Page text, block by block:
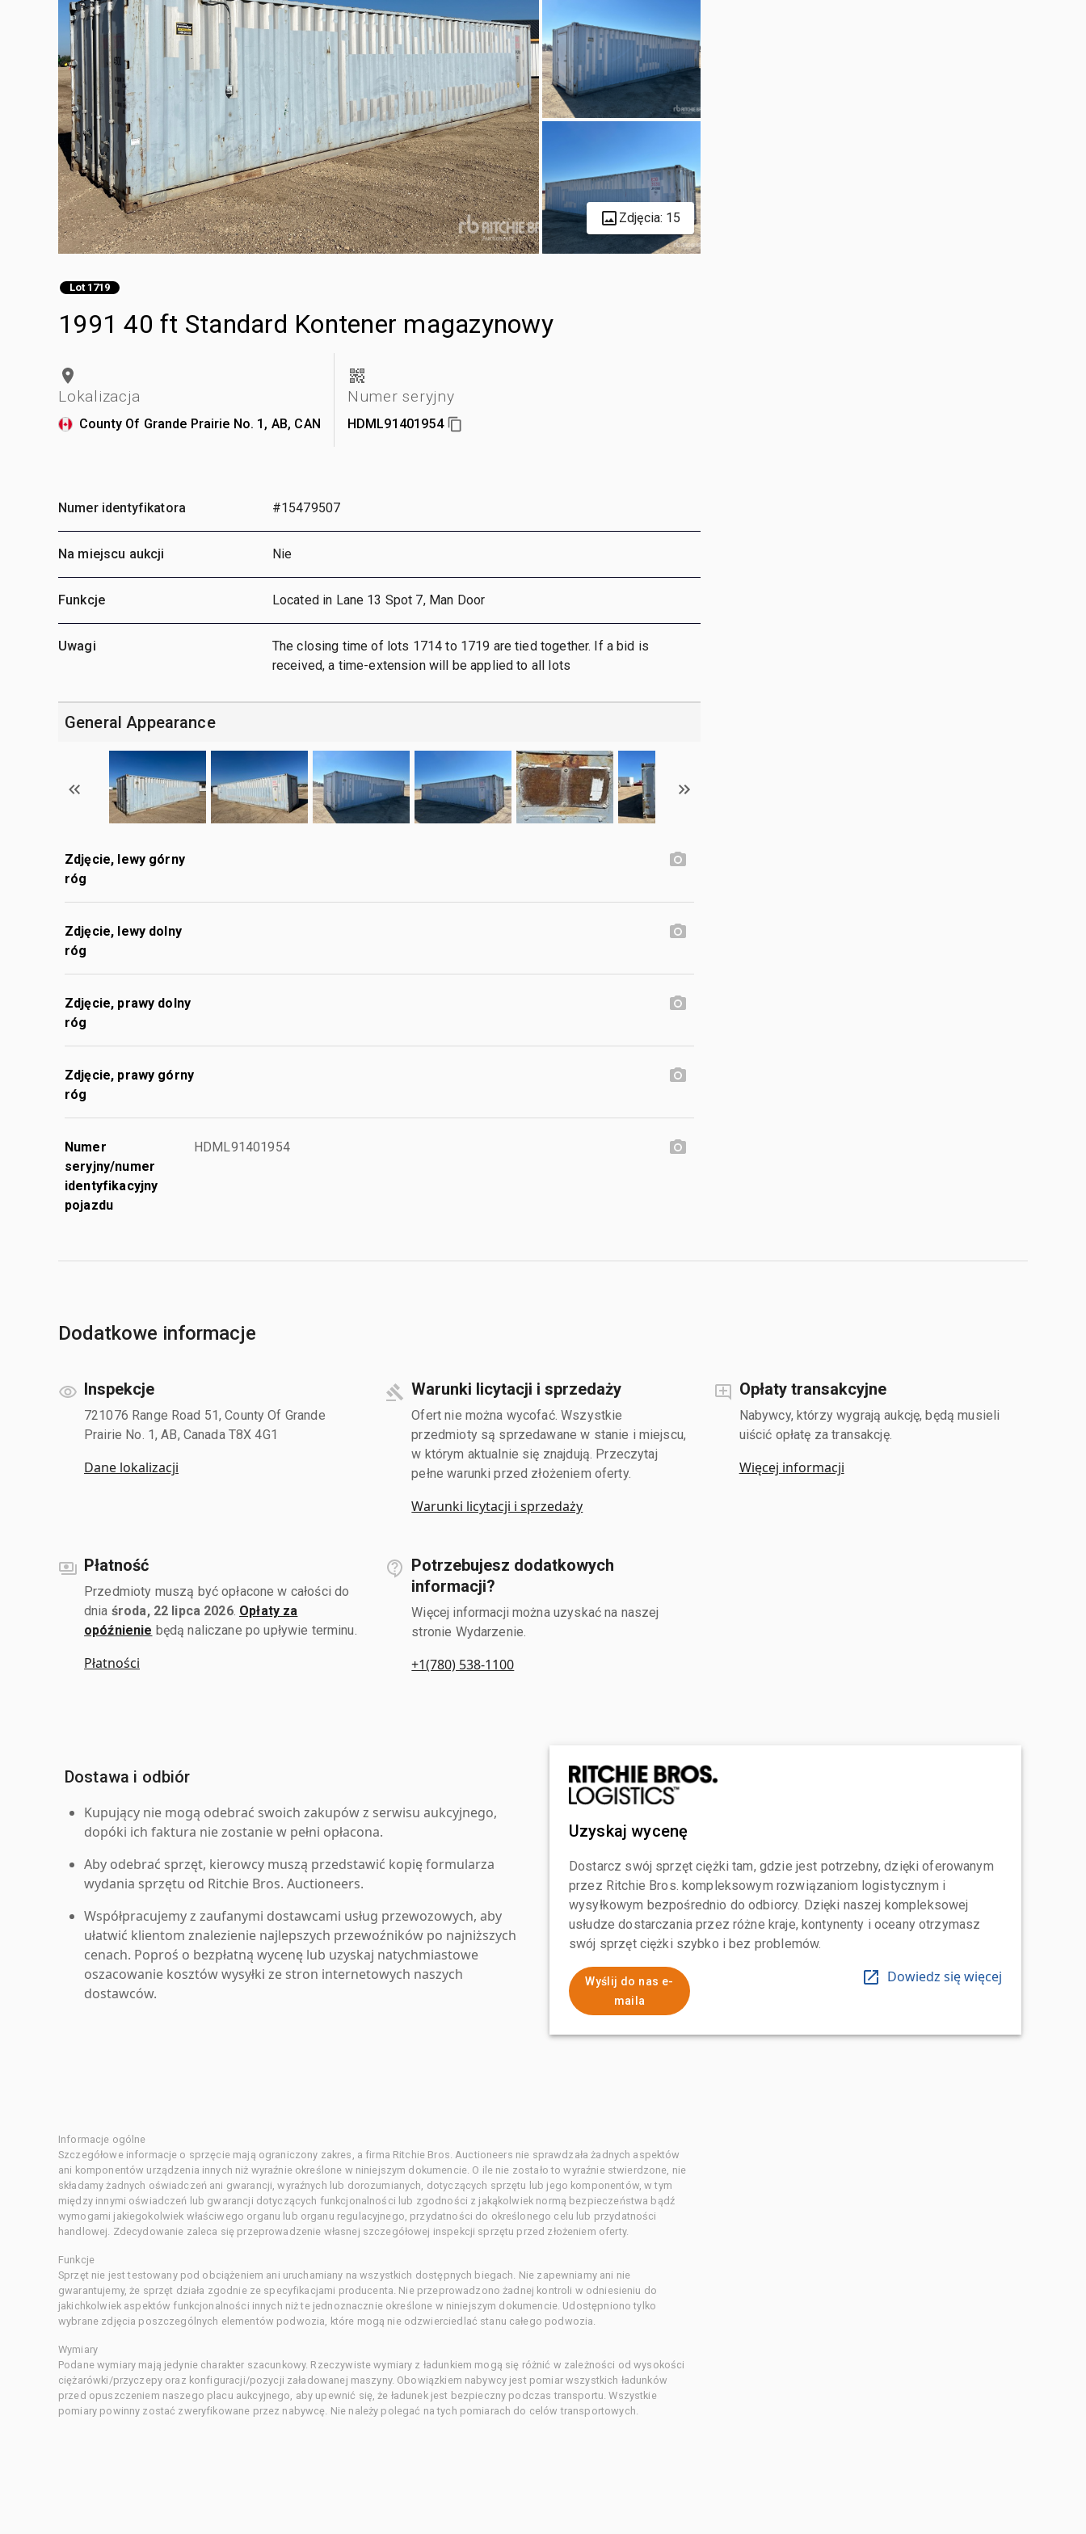
Zdjęcia: 15
Lot 1719
1991 40 ft Standard Kontener magazynowy
Lokalizacja
County Of Grande Prairie No. 1, AB, CAN
Numer seryjny
HDML91401954
Numer identyfikatora #15479507
Na miejscu aukcji Nie
Funkcje Located in Lane 13 Spot 7, Man Door
Uwagi
The closing time of lots 1714 to 1719 are tied together. If a bid is
received, a time-extension will be applied to all lots
General Appearance
Zdjęcie, lewy górny
róg
Zdjęcie, lewy dolny
róg
Zdjęcie, prawy dolny
róg
Zdjęcie, prawy górny
róg
Numer
seryjny/numer
identyfikacyjny
pojazdu
HDML91401954
Dodatkowe informacje
Inspekcje
721076 Range Road 51, County Of Grande
Prairie No. 1, AB, Canada T8X 4G1
Dane lokalizacji
Warunki licytacji i sprzedaży
Ofert nie można wycofać. Wszystkie
przedmioty są sprzedawane w stanie i miejscu,
w którym aktualnie się znajdują. Przeczytaj
pełne warunki przed złożeniem oferty.
Warunki licytacji i sprzedaży
Opłaty transakcyjne
Nabywcy, którzy wygrają aukcję, będą musieli
uiścić opłatę za transakcję.
Więcej informacji
Płatność
Przedmioty muszą być opłacone w całości do
dnia środa, 22 lipca 2026. Opłaty za
opóźnienie będą naliczane po upływie terminu.
Płatności
Potrzebujesz dodatkowych
informacji?
Więcej informacji można uzyskać na naszej
stronie Wydarzenie.
+1(780) 538-1100
Dostawa i odbiór
Kupujący nie mogą odebrać swoich zakupów z serwisu aukcyjnego,
dopóki ich faktura nie zostanie w pełni opłacona.
Aby odebrać sprzęt, kierowcy muszą przedstawić kopię formularza
wydania sprzętu od Ritchie Bros. Auctioneers.
Współpracujemy z zaufanymi dostawcami usług przewozowych, aby
ułatwić klientom znalezienie najlepszych przewoźników po najniższych
cenach. Poproś o bezpłatną wycenę lub uzyskaj natychmiastowe
oszacowanie kosztów wysyłki ze stron internetowych naszych
dostawców.
Uzyskaj wycenę
Dostarcz swój sprzęt ciężki tam, gdzie jest potrzebny, dzięki oferowanym
przez Ritchie Bros. kompleksowym rozwiązaniom logistycznym i
wysyłkowym bezpośrednio do odbiorcy. Dzięki naszej kompleksowej
usłudze dostarczania przez różne kraje, kontynenty i oceany otrzymasz
swój sprzęt ciężki szybko i bez problemów.
Wyślij do nas e-
maila
Dowiedz się więcej
Informacje ogólne
Szczegółowe informacje o sprzęcie mają ograniczony zakres, a firma Ritchie Bros. Auctioneers nie sprawdzała żadnych aspektów
ani komponentów urządzenia innych niż wyraźnie określone w niniejszym dokumencie. O ile nie zostało to wyraźnie stwierdzone, nie
składamy żadnych oświadczeń ani gwarancji, wyraźnych lub dorozumianych, dotyczących sprzętu lub jego komponentów, w tym
między innymi oświadczeń lub gwarancji dotyczących funkcjonalności lub zgodności z jakąkolwiek normą bezpieczeństwa bądź
wymogami jakiegokolwiek właściwego organu lub organu regulacyjnego, przydatności do określonego celu lub przydatności
handlowej. Zdecydowanie zaleca się przeprowadzenie własnej szczegółowej inspekcji sprzętu przed złożeniem oferty.
Funkcje
Sprzęt nie jest testowany pod obciążeniem ani uruchamiany na wszystkich dostępnych biegach. Nie zapewniamy ani nie
gwarantujemy, że sprzęt działa zgodnie ze specyfikacjami producenta. Nie przeprowadzono żadnej kontroli w odniesieniu do
jakichkolwiek aspektów funkcjonalności innych niż te jednoznacznie określone w niniejszym dokumencie. Udostępniono tylko
wybrane zdjęcia poszczególnych elementów podwozia, które mogą nie odzwierciedlać stanu całego podwozia.
Wymiary
Podane wymiary mają jedynie charakter szacunkowy. Rzeczywiste wymiary z ładunkiem mogą się różnić w zależności od wysokości
ciężarówki/przyczepy oraz konfiguracji/pozycji załadowanej maszyny. Obowiązkiem nabywcy jest pomiar wszystkich ładunków
przed opuszczeniem naszego placu aukcyjnego, aby upewnić się, że ładunek jest bezpieczny podczas transportu. Wszystkie
pomiary powinny zostać zweryfikowane przez nabywcę. Nie należy polegać na tych pomiarach do celów transportowych.